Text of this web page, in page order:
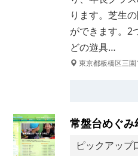
ります。芝生
ができます。2
どの遊具…
東京都板橋区三園
常盤台めぐみ
ピックアップ